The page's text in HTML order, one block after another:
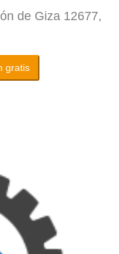
de Giza 12677,
gratis